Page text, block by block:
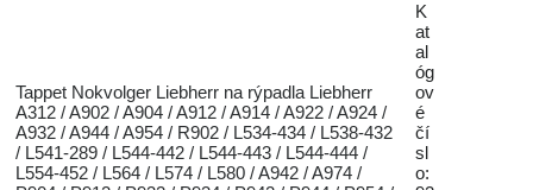
Tappet Nokvolger Liebherr na rýpadla Liebherr
A312 / A902 / A904 / A912 / A914 / A922 / A924 /
A932 / A944 / A954 / R902 / L534-434 / L538-432
/ L541-289 / L544-442 / L544-443 / L544-444 /
L554-452 / L564 / L574 / L580 / A942 / A974 /
K
at
al
óg
ov
é
čí
sl
o: